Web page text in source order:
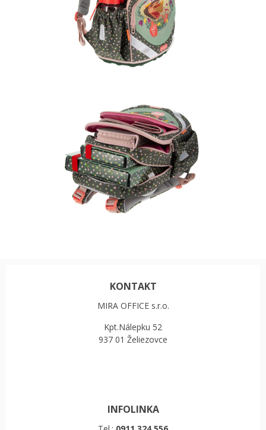
KONTAKT
MIRA OFFICE s.r.o.
Kpt.Nálepku 52
937 01 Želiezovce
INFOLINKA